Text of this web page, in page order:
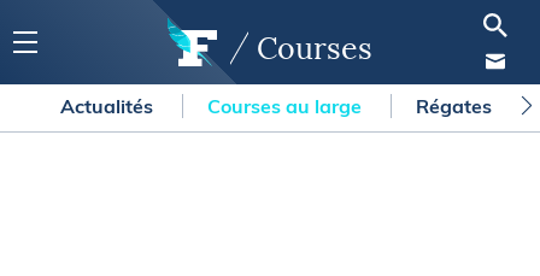
Courses
Actualités Courses au large Régates